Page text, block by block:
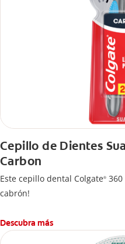
Cepillo de Dientes
Carbon
Este cepillo dental Colgate®
cabrón!
Descubra más